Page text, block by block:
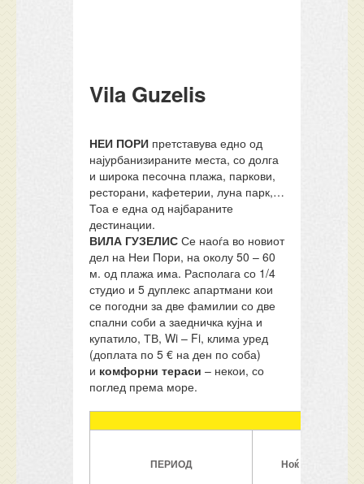
Vila Guzelis
НЕИ ПОРИ претставува едно од
најурбанизираните места, со долга
и широка песочна плажа, паркови,
ресторани, кафетерии, луна парк,…
Тоа е една од најбараните
дестинации.
ВИЛА ГУЗЕЛИССе наоѓа во новиот
дел на Неи Пори, на околу 50 – 60
м. од плажа има. Располага со 1/4
студио и 5 дуплекс апартмани кои
се погодни за две фамилии со две
спални соби а заедничка кујна и
купатило, ТВ, Wi – Fi, клима уред
(доплата по 5 € на ден по соба)
и комфорни тераси – некои, со
поглед према море.
ПЕРИОД Ноќ